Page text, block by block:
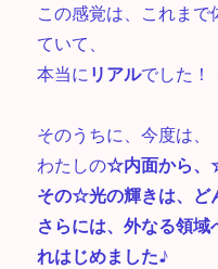
この感覚は、これまで
ていて、
本当に リアルでした！
そのうちに、今度は、
わたしの☆内面から、
その☆光の輝きは、ど
さらには、外なる領
れはじめました♪